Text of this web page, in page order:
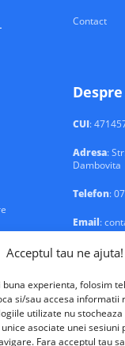
Acceptul tau ne ajuta!
buna experienta, folosim
si/sau accesa informatii
utilizate nu
asociate unei sesiuni
Fara acceptul tau
Contact
CUI:
Adresa:
Dambovita
Telefon:
Email:
electrice.ro
Electrical Solutions